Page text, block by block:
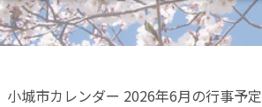
小城市カレンダー 2026年6月の行事予定